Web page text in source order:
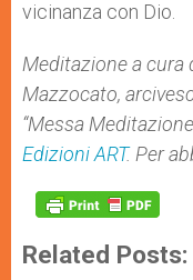
vicinanza con Dio.
Meditazione a cura
Mazzocato,
“Messa
Edizioni ART. Per
Related Posts: